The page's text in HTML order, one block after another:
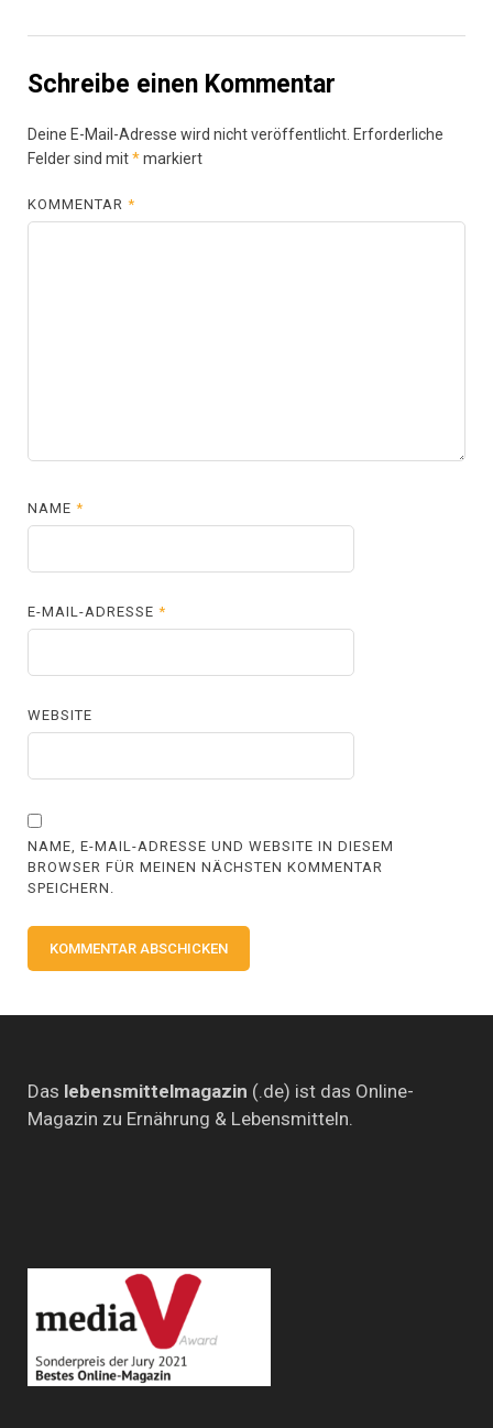
Schreibe einen Kommentar
Deine E-Mail-Adresse wird nicht veröffentlicht. Erforderliche
Felder sind mit*markiert
KOMMENTAR*
NAME*
E-MAIL-ADRESSE*
WEBSITE
NAME, E-MAIL-ADRESSE UND WEBSITE IN DIESEM
BROWSER FÜR MEINEN NÄCHSTEN KOMMENTAR
SPEICHERN.
Das lebensmittelmagazin (.de) ist das Online-
Magazin zu Ernährung & Lebensmitteln.